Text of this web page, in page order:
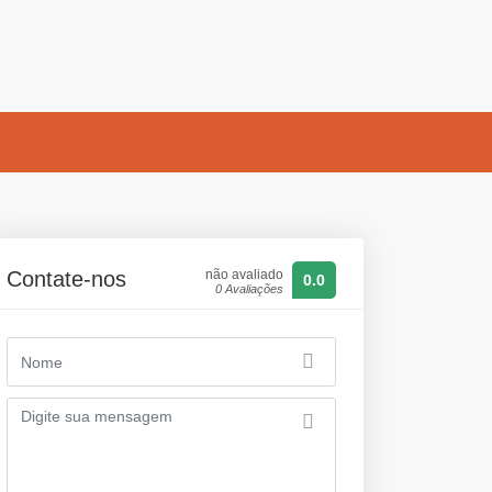
Contate-nos não avaliado
0 Avaliações 0.0